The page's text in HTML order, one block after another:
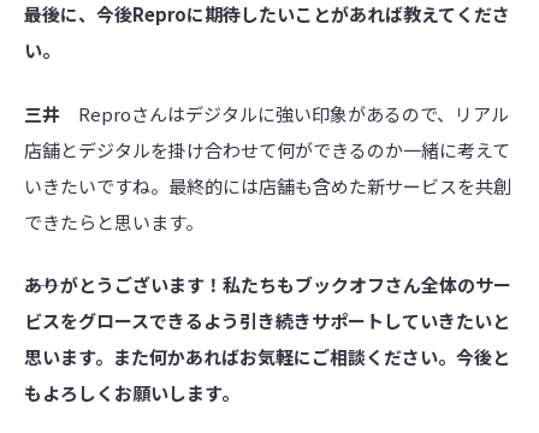
――最後に、今後Reproに期待したいことがあれば教えてくださ
い。
三井 Reproさんはデジタルに強い印象があるので、リアル
店舗とデジタルを掛け合わせて何ができるのか一緒に考えて
いきたいですね。最終的には店舗も含めた新サービスを共創
できたらと思います。
――ありがとうございます！私たちもブックオフさん全体のサー
ビスをグロースできるよう引き続きサポートしていきたいと
思います。また何かあればお気軽にご相談ください。今後と
もよろしくお願いします。